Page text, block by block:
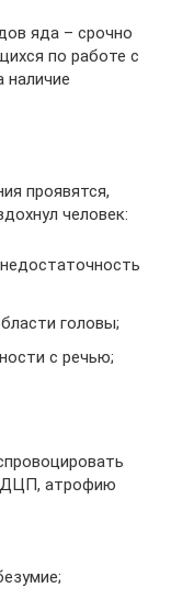
яда – срочно
по работе с
наличие
проявятся,
человек:
головы;
с речью;
ДЦП, атрофию